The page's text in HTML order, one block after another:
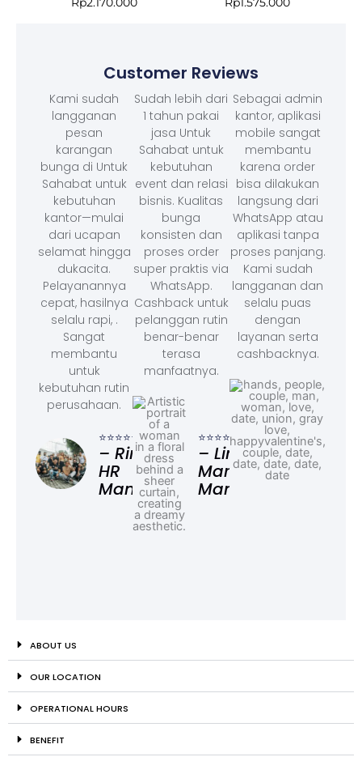
Customer Reviews
Kami sudah
langganan
pesan
karangan
bunga di Untuk
Sahabat untuk
kebutuhan
kantor—mulai
dari ucapan
selamat hingga
dukacita.
Pelayanannya
cepat, hasilnya
selalu rapi, .
Sangat
membantu
untuk
kebutuhan rutin
perusahaan.
⭐⭐⭐⭐⭐
– Rina,
HR
Manager
Sudah lebih dari
1 tahun pakai
jasa Untuk
Sahabat untuk
kebutuhan
event dan relasi
bisnis. Kualitas
bunga
konsisten dan
proses order
super praktis via
WhatsApp.
Cashback untuk
pelanggan rutin
benar-benar
terasa
manfaatnya.
⭐⭐⭐⭐⭐
– Linda,
Marketing
Manager
Sebagai admin
kantor, aplikasi
mobile sangat
membantu
karena order
bisa dilakukan
langsung dari
WhatsApp atau
aplikasi tanpa
proses panjang.
Kami sudah
langganan dan
selalu puas
dengan
layanan serta
cashbacknya.
ABOUT US
OUR LOCATION
OPERATIONAL HOURS
BENEFIT